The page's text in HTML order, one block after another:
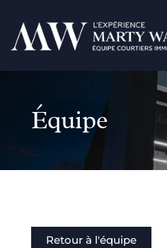
Équipe
Retour à l'équipe